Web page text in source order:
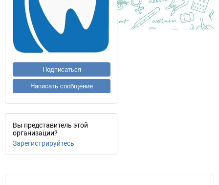
Подписаться
Написать сообщение
Вы представитель этой
организации?
Зарегистрируйтесь